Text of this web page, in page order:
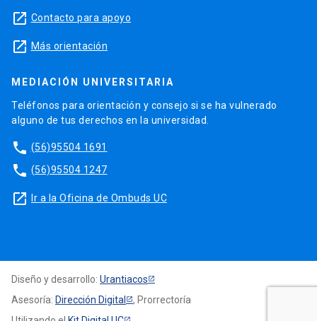
launch Contacto para apoyo
launch Más orientación
MEDIACIÓN UNIVERSITARIA
Teléfonos para orientación y consejo si se ha vulnerado
alguno de tus derechos en la universidad.
phone (56)95504 1691
phone (56)95504 1247
launch Ir a la Oficina de Ombuds UC
Diseño y desarrollo: Urantiacos
Asesoría: Dirección Digital
, Prorrectoría